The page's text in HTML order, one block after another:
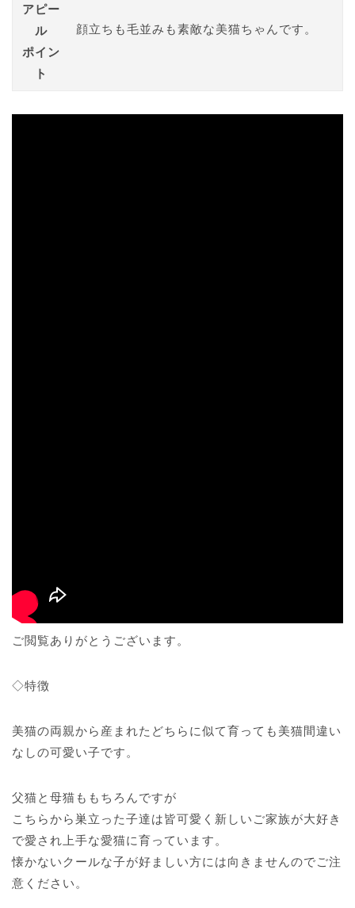
アピー
ル
ポイン
ト
顔立ちも毛並みも素敵な美猫ちゃんです。
ご閲覧ありがとうございます。
◇特徴
美猫の両親から産まれたどちらに似て育っても美猫間違い
なしの可愛い子です。
父猫と母猫ももちろんですが
こちらから巣立った子達は皆可愛く新しいご家族が大好き
で愛され上手な愛猫に育っています。
懐かないクールな子が好ましい方には向きませんのでご注
意ください。